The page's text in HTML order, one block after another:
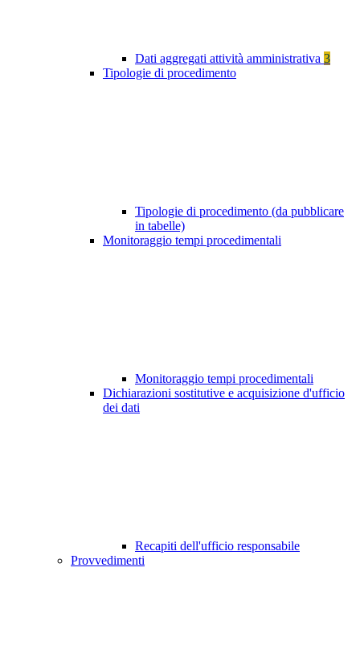
Dati aggregati attività amministrativa 3
Tipologie di procedimento
Tipologie di procedimento (da pubblicare
in tabelle)
Monitoraggio tempi procedimentali
Monitoraggio tempi procedimentali
Dichiarazioni sostitutive e acquisizione d'ufficio
dei dati
Recapiti dell'ufficio responsabile
Provvedimenti